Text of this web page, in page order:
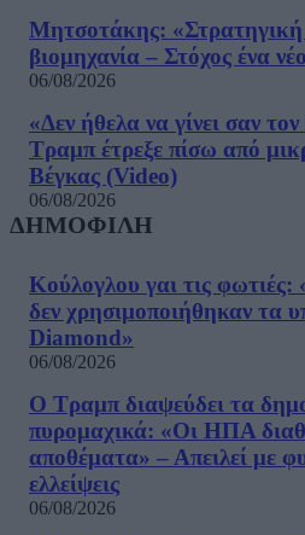
Μητσοτάκης: «Στρατηγική
βιομηχανία – Στόχος ένα
06/08/2026
«Δεν ήθελα να γίνει σαν
Τραμπ έτρεξε πίσω από
Βέγκας (Video)
06/08/2026
ΔΗΜΟΦΙΛΗ
Κούλογλου γαι τις
δεν χρησιμοποιήθηκαν τα
Diamond»
06/08/2026
Ο Τραμπ διαψεύδει τα
πυρομαχικά: «Οι ΗΠΑ
αποθέματα» – Απειλεί με
ελλείψεις
06/08/2026